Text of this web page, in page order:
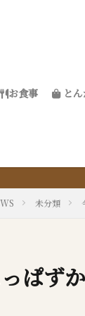
お食事 とん
未分類
ぱず